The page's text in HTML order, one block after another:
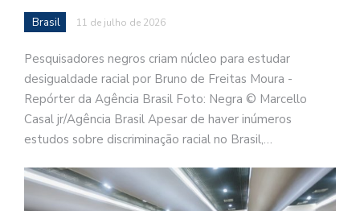
Brasil 11 de julho de 2026
Pesquisadores negros criam núcleo para estudar
desigualdade racial por Bruno de Freitas Moura -
Repórter da Agência Brasil Foto: Negra © Marcello
Casal jr/Agência Brasil Apesar de haver inúmeros
estudos sobre discriminação racial no Brasil,…